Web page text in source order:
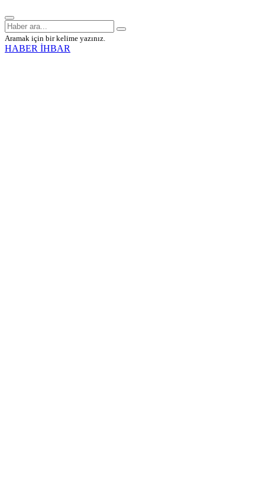
Aramak için bir kelime yazınız.
HABER İHBAR